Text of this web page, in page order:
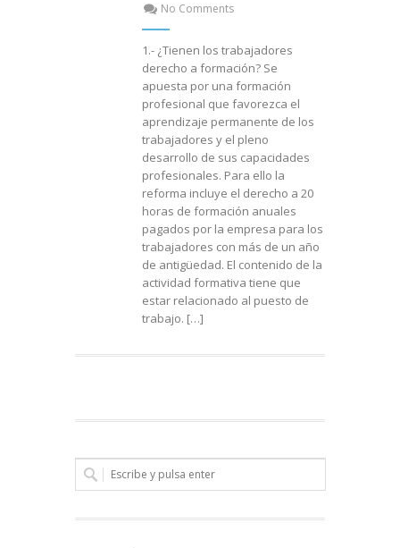
No Comments
1.- ¿Tienen los trabajadores
derecho a formación? Se
apuesta por una formación
profesional que favorezca el
aprendizaje permanente de los
trabajadores y el pleno
desarrollo de sus capacidades
profesionales. Para ello la
reforma incluye el derecho a 20
horas de formación anuales
pagados por la empresa para los
trabajadores con más de un año
de antigüedad. El contenido de la
actividad formativa tiene que
estar relacionado al puesto de
trabajo. […]